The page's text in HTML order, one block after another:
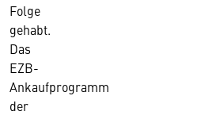
Folge
gehabt.
Das
EZB-
Ankaufprogramm
der